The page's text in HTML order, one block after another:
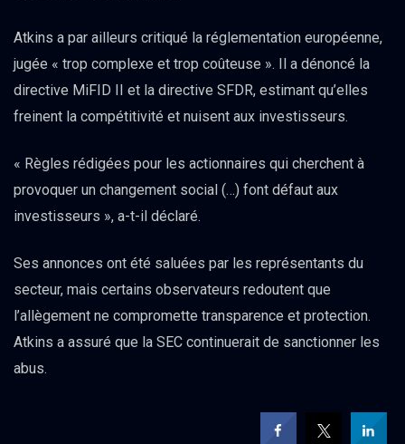
Atkins a par ailleurs critiqué la réglementation européenne,
jugée « trop complexe et trop coûteuse ». Il a dénoncé la
directive MiFID II et la directive SFDR, estimant qu’elles
freinent la compétitivité et nuisent aux investisseurs.
« Règles rédigées pour les actionnaires qui cherchent à
provoquer un changement social (…) font défaut aux
investisseurs », a-t-il déclaré.
Ses annonces ont été saluées par les représentants du
secteur, mais certains observateurs redoutent que
l’allègement ne compromette transparence et protection.
Atkins a assuré que la SEC continuerait de sanctionner les
abus.